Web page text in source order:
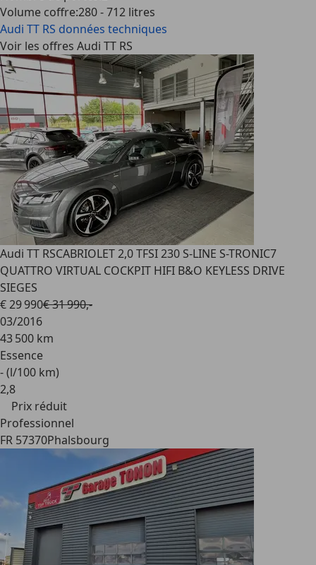
Volume coffre:280 - 712 litres
Audi TT RS données techniques
Voir les offres Audi TT RS
Audi TT RSCABRIOLET 2,0 TFSI 230 S-LINE S-TRONIC7
QUATTRO VIRTUAL COCKPIT HIFI B&O KEYLESS DRIVE
SIEGES
€ 29 990€ 31 990,-
03/2016
43 500 km
Essence
- (l/100 km)
2,8
Prix réduit
Professionnel
FR 57370Phalsbourg